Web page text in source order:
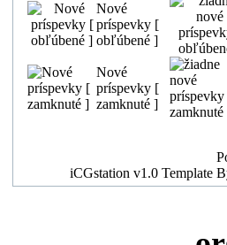
Nové
príspevky [
obľúbené ]
Nové
príspevky [
zamknuté ]
iCGstation v1.0 Template